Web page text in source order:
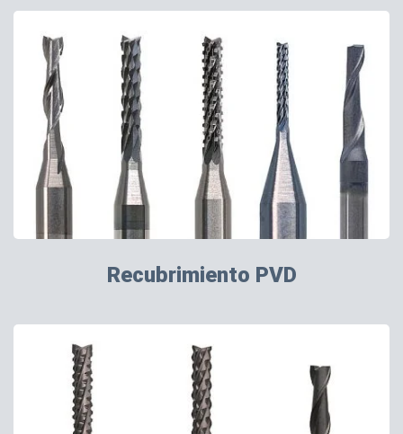
Recubrimiento PVD